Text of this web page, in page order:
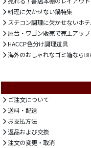
料理に欠かせない鍋特集
スチコン調理に欠かせないホ
屋台・ワゴン販売で売上アップ
HACCP色分け調理道具
海外のおしゃれなゴミ箱なら
ご注文について
送料・配送
お支払方法
返品および交換
注文の変更・取消